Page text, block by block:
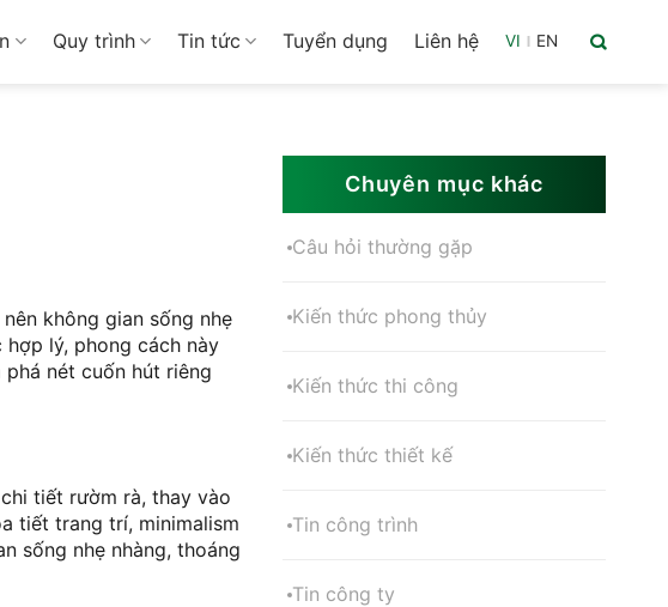
Quy trình Tin tức Tuyển dụng Liên hệ VI | EN
không gian sống nhẹ
lý, phong cách này
phá nét cuốn hút riêng
tiết rườm rà, thay vào
tiết trang trí, minimalism
sống nhẹ nhàng, thoáng
Chuyên mục khác
Câu hỏi thường gặp
Kiến thức phong thủy
Kiến thức thi công
Kiến thức thiết kế
Tin công trình
Tin công ty